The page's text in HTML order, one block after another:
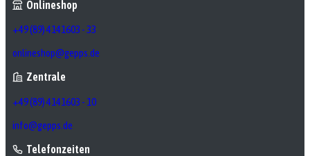
Onlineshop
+49 (89) 4141603 - 33
onlineshop@gepps.de
Zentrale
+49 (89) 4141603 - 10
info@gepps.de
Telefonzeiten